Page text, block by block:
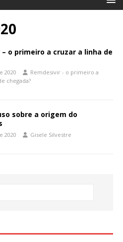
– o primeiro a cruzar a linha de
2020
Remdesivir - o primeiro a
chegada?
sobre a origem do
2020 Gisele Silvestre